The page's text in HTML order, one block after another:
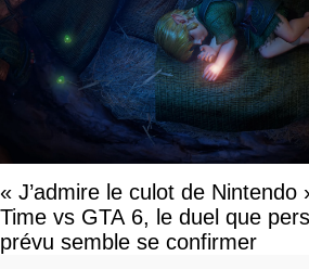
« J’admire le culot de
Time vs GTA 6, le duel que
prévu semble se confirmer